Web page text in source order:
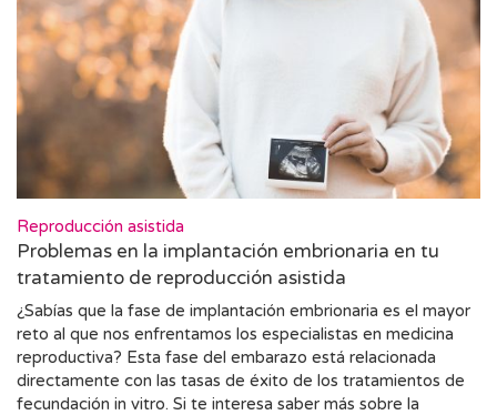
Reproducción asistida
Problemas en la implantación embrionaria en tu
tratamiento de reproducción asistida
¿Sabías que la fase de implantación embrionaria es el mayor
reto al que nos enfrentamos los especialistas en medicina
reproductiva? Esta fase del embarazo está relacionada
directamente con las tasas de éxito de los tratamientos de
fecundación in vitro. Si te interesa saber más sobre la